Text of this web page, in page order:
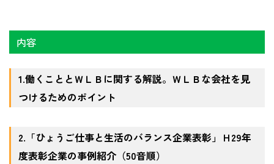
内容
1.働くこととＷＬＢに関する解説。ＷＬＢな会社を見
つけるためのポイント
2.「ひょうご仕事と生活のバランス企業表彰」Ｈ29年
度表彰企業の事例紹介（50音順）